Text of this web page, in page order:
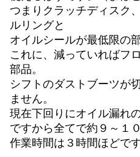
つまりクラッチディスク
ルリングと
オイルシールが最低限の
これに、減っていればフ
部品。
シフトのダストブーツが
ません。
現在下回りにオイル漏れ
ですから全てで約９～１
作業時間は３時間ほどです